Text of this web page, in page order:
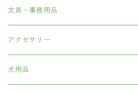
SAS
ビーイズム
アクアラング
レギュレター
マスク
スノーケル
ダイビングコンピューター
ダイビング小物・アクセサリー
曇り止め
日用品
シニアグラス・サングラス
旅行グッズ
アパレル
文具・事務用品
アクセサリー
リング
犬用品